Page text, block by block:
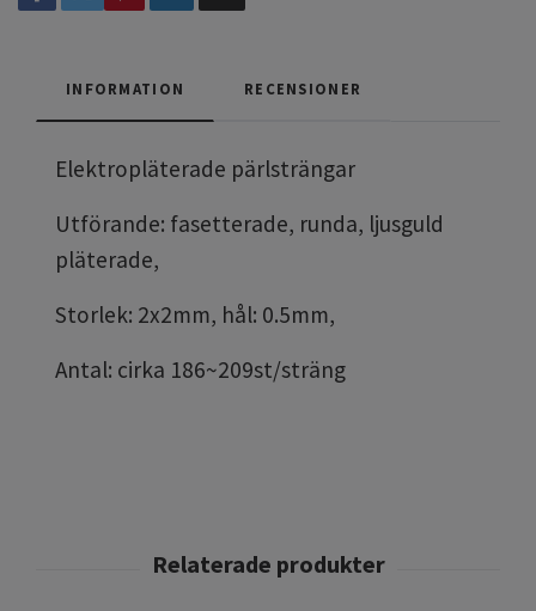
INFORMATION RECENSIONER
Elektropläterade pärlsträngar
Utförande: fasetterade, runda, ljusguld
pläterade,
Storlek: 2x2mm, hål: 0.5mm,
Antal: cirka 186~209st/sträng